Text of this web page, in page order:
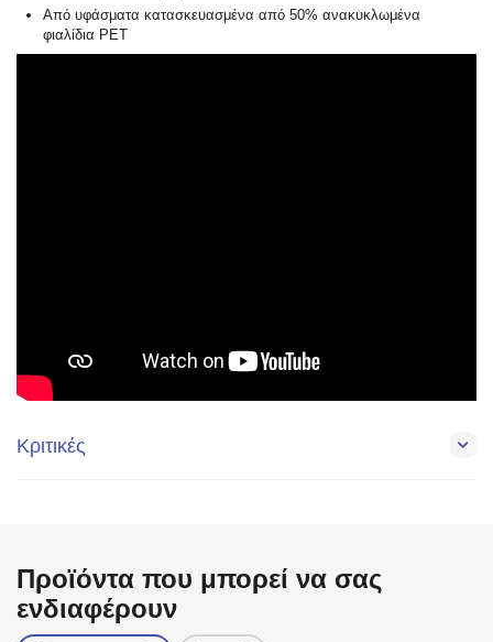
Από υφάσματα κατασκευασμένα από 50% ανακυκλωμένα
φιαλίδια PET
Κριτικές
Προϊόντα που μπορεί να σας
ενδιαφέρουν